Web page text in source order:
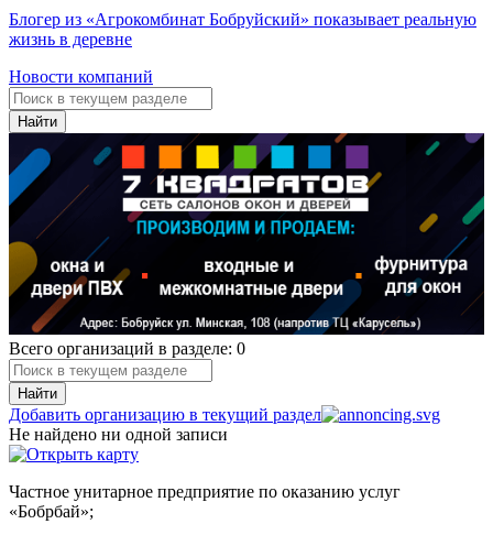
Блогер из «Агрокомбинат Бобруйский» показывает реальную
жизнь в деревне
Новости компаний
Найти
Всего организаций в разделе: 0
Найти
Добавить организацию в текущий раздел
Не найдено ни одной записи
Частное унитарное предприятие по оказанию услуг
«Бобрбай»;